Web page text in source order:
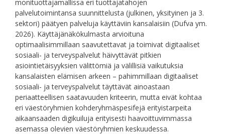
monituottajamallissa eri tuottajatahojen
palvelutoimintansa suunnittelusta (julkinen, yksityinen ja 3.
sektori) päätyen palveluja käyttäviin kansalaisiin (Dufva ym.
2026). Käyttäjänäkökulmasta arvioituna
optimaalisimmillaan saavutettavat ja toimivat digitaaliset
sosiaali- ja terveyspalvelut häivyttävät pitkien
asiointietäisyyksien välittömiä ja välillisiä vaikutuksia
kansalaisten elämisen arkeen – pahimmillaan digitaaliset
sosiaali- ja terveyspalvelut täyttävät ainoastaan
periaatteellisen saatavuuden kriteerin, mutta eivät kohtaa
eri väestöryhmien kohderyhmäspesifejä erityistarpeita
aikaansaaden digikuiluja erityisesti haavoittuvimmassa
asemassa olevien väestöryhmien keskuudessa.